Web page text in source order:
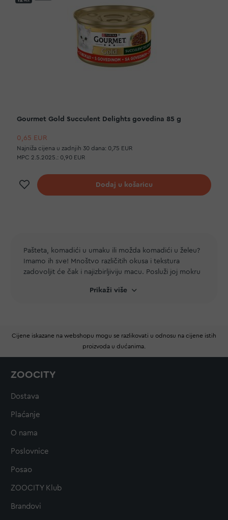
Gourmet Gold Succulent Delights govedina 85 g
0,65 EUR
Najniža cijena u zadnjih 30 dana: 0,75 EUR
MPC 2.5.2025.: 0,90 EUR
Dodaj na listu želja
Dodaj u košaricu
Pašteta, komadići u umaku ili možda komadići u želeu?
Imamo ih sve! Mnoštvo različitih okusa i tekstura
zadovoljit će čak i najizbirljiviju macu. Posluži joj mokru
samostalni obrok. Snažan okus i mesna aroma bit će
suhei mokre hrane osigurat će joj optimalnu,
uravnoteženu prehranu. Ako je tvoja ljubimica senior,
mokra hrana će joj biti jednostavnija za jesti jer neće
osigurat će tvojoj najboljoj prijateljici pregršt hranjivih
poput
klupko sreće zadovoljno polizati brk nakon svakog
Prikaži više
Cijene iskazane na webshopu mogu se razlikovati u odnosu na cijene istih
proizvoda u dućanima.
ZOOCITY
Dostava
Plaćanje
O nama
Poslovnice
Posao
ZOOCITY Klub
Brandovi